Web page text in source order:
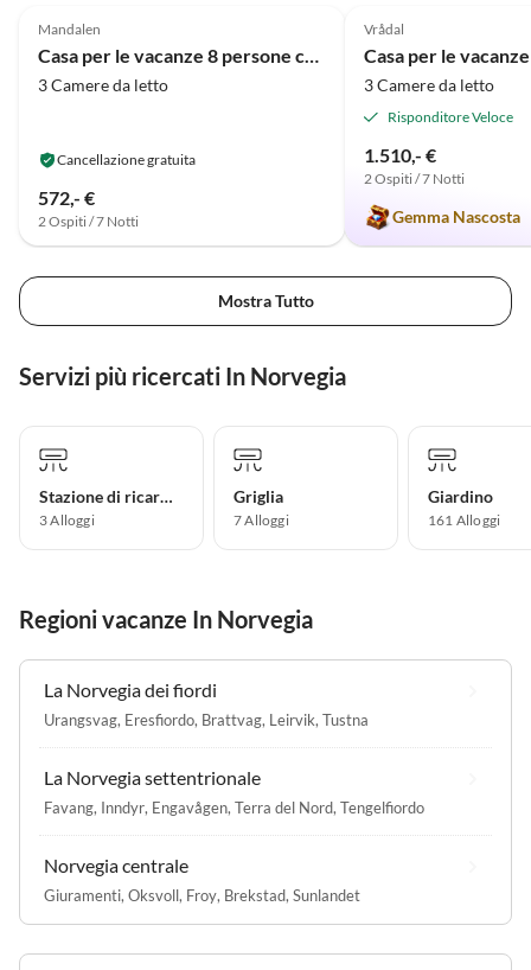
und Platz für vier Personen. Es
gibt ein großes sowie zwei
kleinere Schlafräume, die
Garage abstellen konnten war
ein weiteres Highlight.
empfehlenswert! Dazu
hilfsbereite und
ansprechbare Vermieter,
rasch halfen, kleine
Alles in allem: Eine
die wir nur empfehlen
Mandalen
Casa per le vacanze 8 persone case ad isfjorden-By Traum
3 Camere da letto
Cancellazione gratuita
572,- €
2 Ospiti / 7 Notti
Vrådal
3 Camere da letto
Risponditore Veloce
1.510,- €
2 Ospiti / 7 Notti
Gemma Nascosta
Mostra Tutto
Servizi più ricercati In Norvegia
Stazione di ricarica per auto elettriche
3 Alloggi
Griglia
7 Alloggi
Giardino
161 Alloggi
Regioni vacanze In Norvegia
La Norvegia dei fiordi
Urangsvag, Eresfiordo, Brattvag, Leirvik, Tustna
La Norvegia settentrionale
Favang, Inndyr, Engavågen, Terra del Nord, Tengelfiordo
Norvegia centrale
Giuramenti, Oksvoll, Froy, Brekstad, Sunlandet